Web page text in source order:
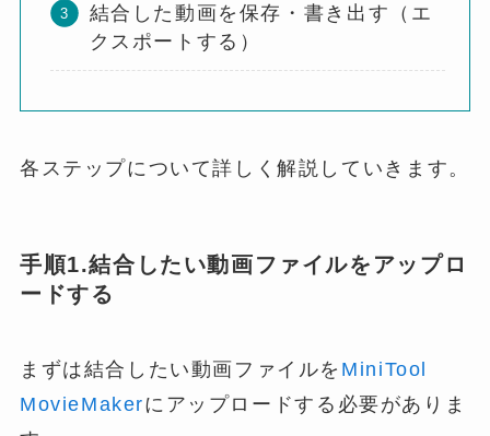
結合した動画を保存・書き出す（エ
クスポートする）
各ステップについて詳しく解説していきます。
手順1.結合したい動画ファイルをアップロ
ードする
まずは結合したい動画ファイルを MiniTool
MovieMakerにアップロードする必要がありま